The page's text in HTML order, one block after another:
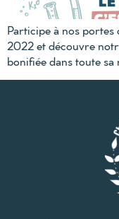
Participe à nos
2022 et découvre
bonifiée dans toute sa